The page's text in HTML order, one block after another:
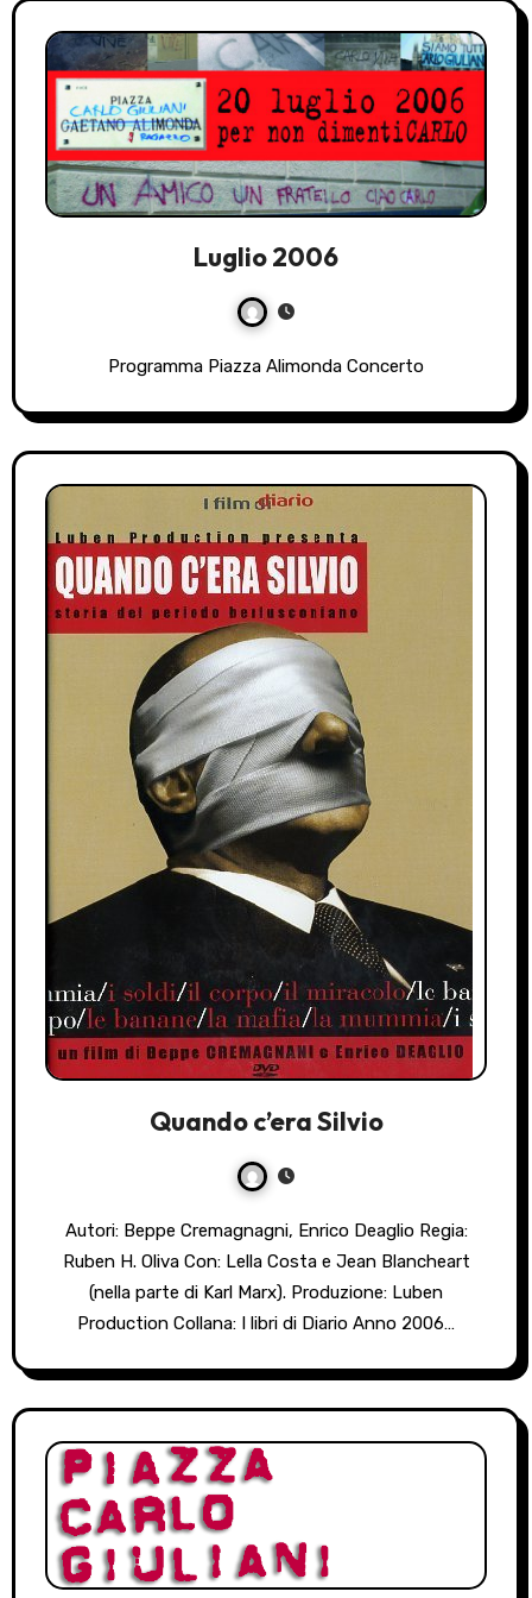
Luglio 2006
Programma Piazza Alimonda Concerto
Quando c’era Silvio
Autori: Beppe Cremagnagni, Enrico Deaglio Regia:
Ruben H. Oliva Con: Lella Costa e Jean Blancheart
(nella parte di Karl Marx). Produzione: Luben
Production Collana: I libri di Diario Anno 2006…